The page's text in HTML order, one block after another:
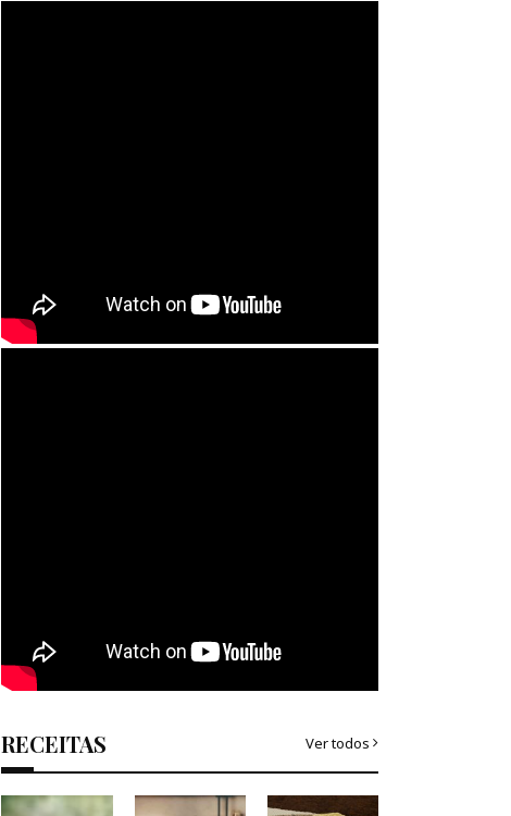
RECEITAS Ver todos